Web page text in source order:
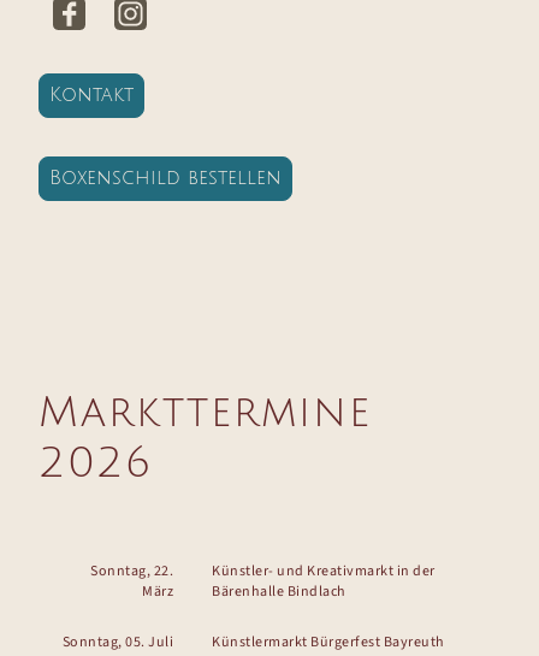
Kontakt
Boxenschild bestellen
Markttermine
2026
Sonntag, 22.
März
Künstler- und Kreativmarkt in der
Bärenhalle Bindlach
Sonntag, 05. Juli Künstlermarkt Bürgerfest Bayreuth